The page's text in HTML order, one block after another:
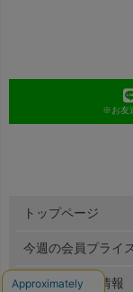
※お友
トップページ
今週の会員プライ
新作・再入荷情報